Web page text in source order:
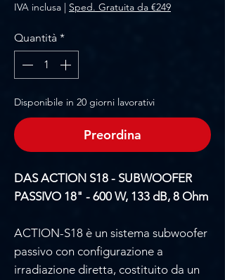
IVA inclusa | Sped. Gratuita da €249
Quantità *
Disponibile in 20 giorni lavorativi
Preordina
DAS ACTION S18 - SUBWOOFER
PASSIVO 18" - 600 W, 133 dB, 8 Ohm
ACTION-S18 è un sistema subwoofer
passivo con configurazione a
irradiazione diretta, costituito da un